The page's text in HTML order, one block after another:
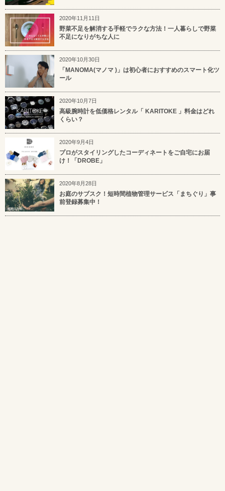
2020年11月11日
野菜不足を解消する手軽でラクな方法！一人暮らしで野菜
不足になりがちな人に
2020年10月30日
「MANOMA(マノマ )」は初心者におすすめのスマート化ツ
ール
2020年10月7日
高級腕時計を低価格レンタル「 KARITOKE 」料金はどれ
くらい？
2020年9月4日
プロがスタイリングしたコーディネートをご自宅にお届
け！「DROBE」
2020年8月28日
お庭のサブスク！短時間植物管理サービス「まちぐり」事
前登録募集中！